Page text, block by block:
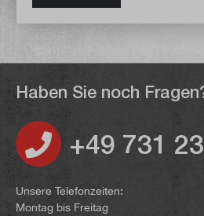
Haben Sie noch
+49 731
Unsere Telefonzeiten:
Montag bis Freitag